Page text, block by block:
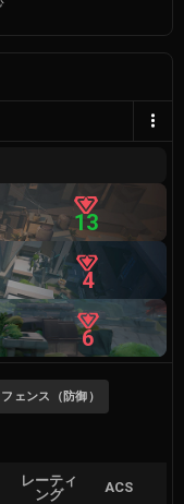
13
4
6
ェンス（防御）
レーティ
ング
ACS